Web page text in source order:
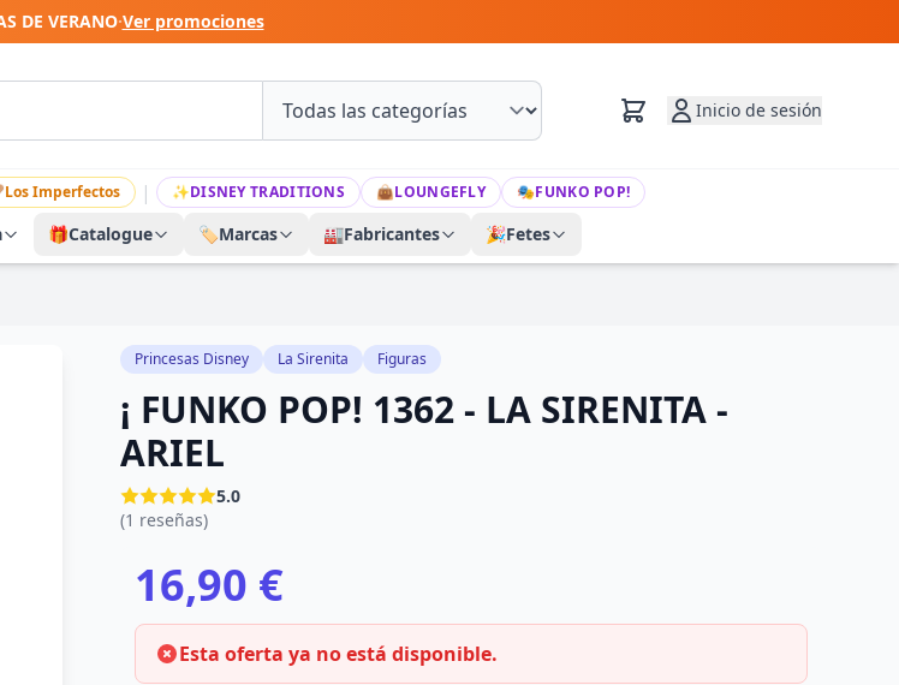
DE VERANO·Ver promociones
Inicio de sesión
Los Imperfectos | ✨DISNEY TRADITIONS 👜LOUNGEFLY 🎭FUNKO POP!
🎁Catalogue 🏷️Marcas 🏭Fabricantes 🎉Fetes
Princesas Disney La Sirenita Figuras
¡ FUNKO POP! 1362 - LA SIRENITA -
ARIEL
5.0
(1 reseñas)
16,90 €
Esta oferta ya no está disponible.